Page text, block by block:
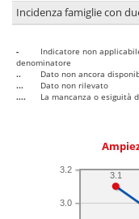
Incidenza famiglie con
-
Indicatore non
denominatore
..
Dato non ancora
...
Dato non rilevato
....
La mancanza o esiguità
3.0
3.2
3.1